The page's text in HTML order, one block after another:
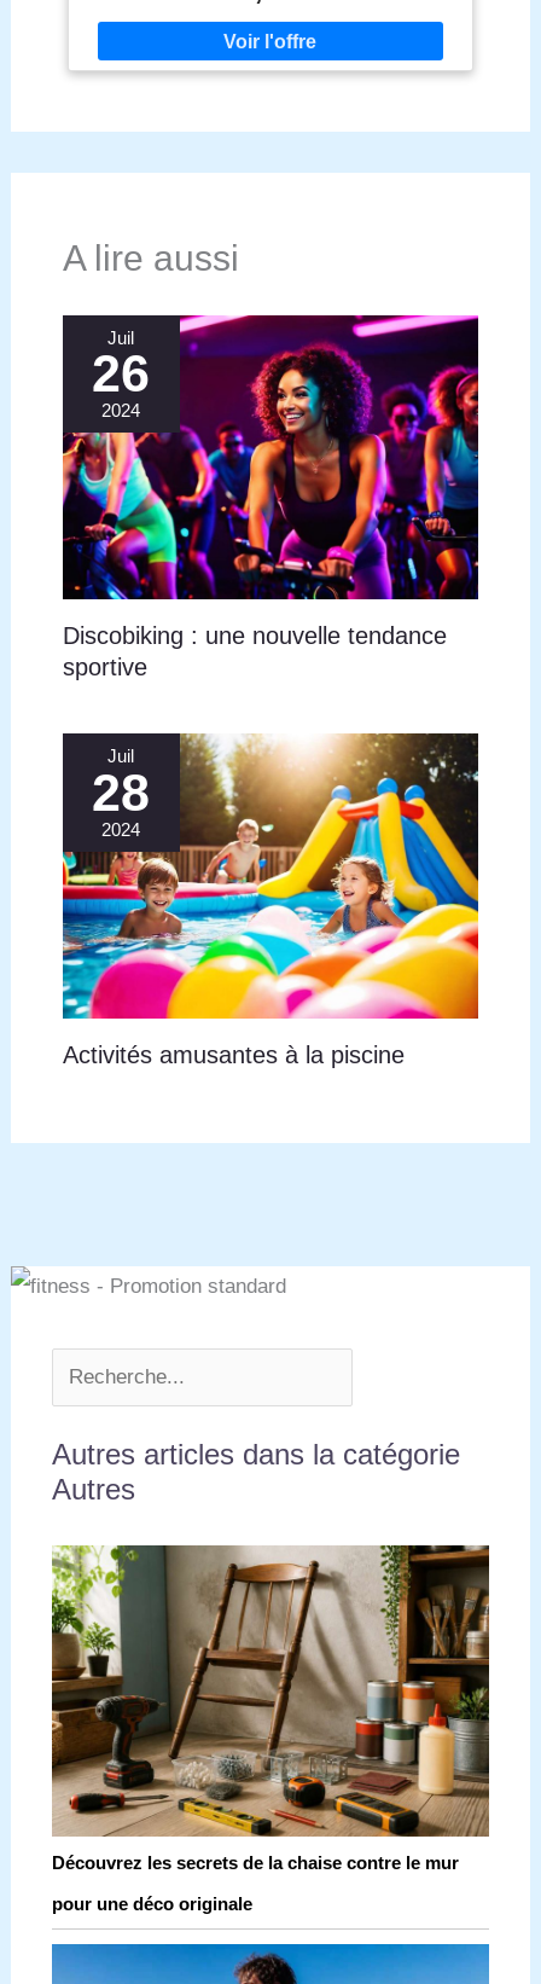
entretenir et compatible avec le chauffage au sol
jusqu'à 24 degrés. Résistant au piétinement et
lavable en machine, ce tapis est un modèle
le tapis de vos rêves à votre domicile ! Enroulé et
lessive spéciale linge délicat : aussi souvent que
nécessaire, aussi rarement que possible - les tapis
machine
A lire aussi
Juil
26
2024
Discobiking : une nouvelle tendance
sportive
Juil
28
2024
Activités amusantes à la piscine
Autres articles dans la catégorie
Autres
Découvrez les secrets de la chaise contre le mur
pour une déco originale